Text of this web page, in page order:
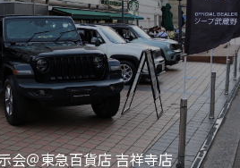
会＠東急百貨店 吉祥寺店